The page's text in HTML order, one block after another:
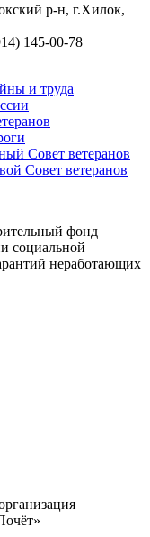
р-н, г.Хилок,
145-00-78
и труда
Совет ветеранов
Совет ветеранов
фонд
социальной
неработающих